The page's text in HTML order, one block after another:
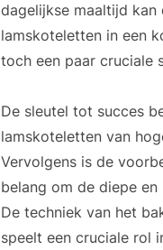
dagelijkse maaltijd kan
lamskoteletten in een
toch een paar cruciale
De sleutel tot succes
lamskoteletten van
Vervolgens is de
belang om de diepe
De techniek van het
speelt een cruciale rol